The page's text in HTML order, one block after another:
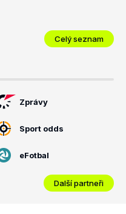
Celý seznam
Zprávy
Sport odds
eFotbal
Další partneři